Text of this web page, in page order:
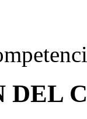
DEL